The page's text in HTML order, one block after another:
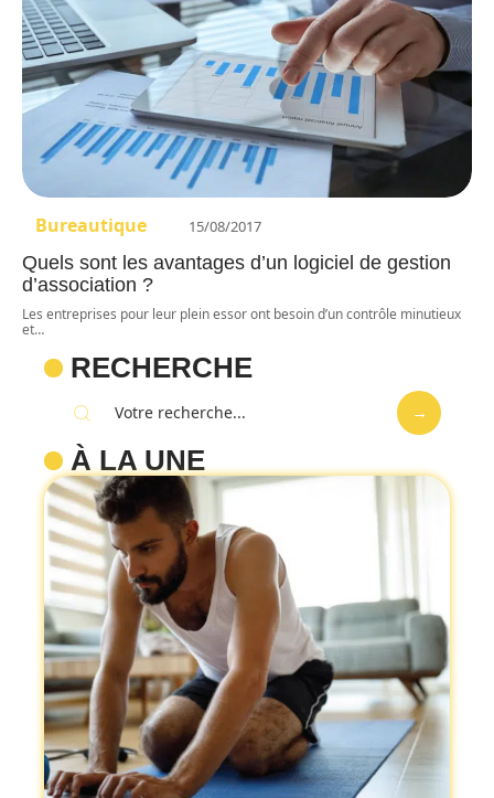
Bureautique 15/08/2017
Quels sont les avantages d’un logiciel de gestion
d’association ?
Les entreprises pour leur plein essor ont besoin d’un contrôle minutieux
et…
RECHERCHE
À LA UNE